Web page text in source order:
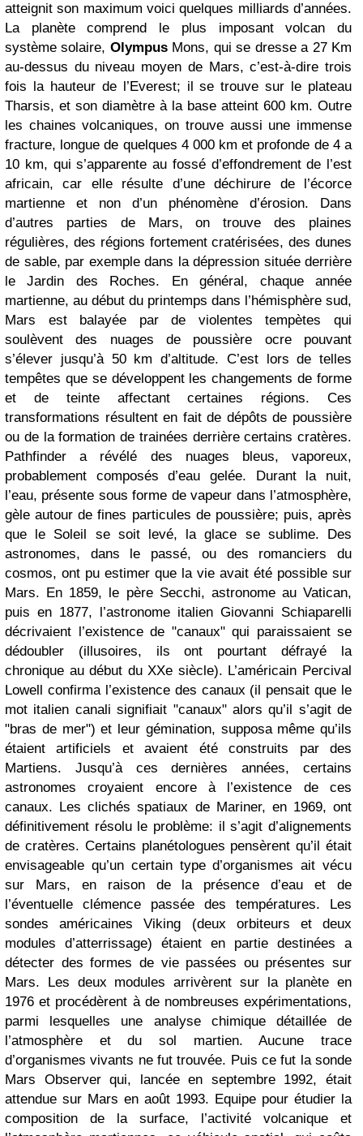
atteignit son maximum voici quelques milliards d’années.
La planète comprend le plus imposant volcan du
système solaire, OlympusMons, qui se dresse a 27 Km
au-dessus du niveau moyen de Mars, c’est-à-dire trois
fois la hauteur de l’Everest; il se trouve sur le plateau
Tharsis, et son diamètre à la base atteint 600 km. Outre
les chaines volcaniques, on trouve aussi une immense
fracture, longue de quelques 4 000 km et profonde de 4 a
10 km, qui s’apparente au fossé d’effondrement de l’est
africain, car elle résulte d’une déchirure de l’écorce
martienne et non d’un phénomène d’érosion. Dans
d’autres parties de Mars, on trouve des plaines
régulières, des régions fortement cratérisées, des dunes
de sable, par exemple dans la dépression située derrière
le Jardin des Roches. En général, chaque année
martienne, au début du printemps dans l’hémisphère sud,
Mars est balayée par de violentes tempètes qui
soulèvent des nuages de poussière ocre pouvant
s’élever jusqu’à 50 km d’altitude. C’est lors de telles
tempêtes que se développent les changements de forme
et de teinte affectant certaines régions. Ces
transformations résultent en fait de dépôts de poussière
ou de la formation de trainées derrière certains cratères.
Pathfinder a révélé des nuages bleus, vaporeux,
probablement composés d’eau gelée. Durant la nuit,
l’eau, présente sous forme de vapeur dans l’atmosphère,
gèle autour de fines particules de poussière; puis, après
que le Soleil se soit levé, la glace se sublime. Des
astronomes, dans le passé, ou des romanciers du
cosmos, ont pu estimer que la vie avait été possible sur
Mars. En 1859, le père Secchi, astronome au Vatican,
puis en 1877, l’astronome italien Giovanni Schiaparelli
décrivaient l’existence de "canaux" qui paraissaient se
dédoubler (illusoires, ils ont pourtant défrayé la
chronique au début du XXe siècle). L’américain Percival
Lowell confirma l’existence des canaux (il pensait que le
mot italien canali signifiait "canaux" alors qu’il s’agit de
"bras de mer") et leur gémination, supposa même qu’ils
étaient artificiels et avaient été construits par des
Martiens. Jusqu’à ces dernières années, certains
astronomes croyaient encore à l’existence de ces
canaux. Les clichés spatiaux de Mariner, en 1969, ont
définitivement résolu le problème: il s’agit d’alignements
de cratères. Certains planétologues pensèrent qu’il était
envisageable qu’un certain type d’organismes ait vécu
sur Mars, en raison de la présence d’eau et de
l’éventuelle clémence passée des températures. Les
sondes américaines Viking (deux orbiteurs et deux
modules d’atterrissage) étaient en partie destinées a
détecter des formes de vie passées ou présentes sur
Mars. Les deux modules arrivèrent sur la planète en
1976 et procédèrent à de nombreuses expérimentations,
parmi lesquelles une analyse chimique détaillée de
l’atmosphère et du sol martien. Aucune trace
d’organismes vivants ne fut trouvée. Puis ce fut la sonde
Mars Observer qui, lancée en septembre 1992, était
attendue sur Mars en août 1993. Equipe pour étudier la
composition de la surface, l’activité volcanique et